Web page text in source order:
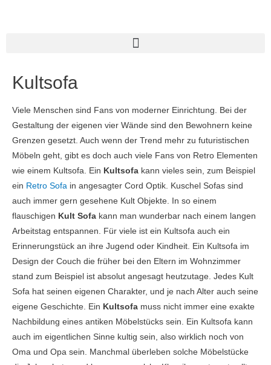
Kultsofa
Viele Menschen sind Fans von moderner Einrichtung. Bei der
Gestaltung der eigenen vier Wände sind den Bewohnern keine
Grenzen gesetzt. Auch wenn der Trend mehr zu futuristischen
Möbeln geht, gibt es doch auch viele Fans von Retro Elementen
wie einem Kultsofa. Ein Kultsofa kann vieles sein, zum Beispiel
ein Retro Sofa in angesagter Cord Optik. Kuschel Sofas sind
auch immer gern gesehene Kult Objekte. In so einem
flauschigen Kult Sofa kann man wunderbar nach einem langen
Arbeitstag entspannen. Für viele ist ein Kultsofa auch ein
Erinnerungstück an ihre Jugend oder Kindheit. Ein Kultsofa im
Design der Couch die früher bei den Eltern im Wohnzimmer
stand zum Beispiel ist absolut angesagt heutzutage. Jedes Kult
Sofa hat seinen eigenen Charakter, und je nach Alter auch seine
eigene Geschichte. Ein Kultsofa muss nicht immer eine exakte
Nachbildung eines antiken Möbelstücks sein. Ein Kultsofa kann
auch im eigentlichen Sinne kultig sein, also wirklich noch von
Oma und Opa sein. Manchmal überleben solche Möbelstücke